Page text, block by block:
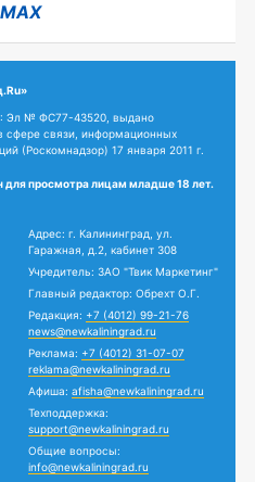
MAX
Эл № ФС77-43520, выдано
сфере связи, информационных
(Роскомнадзор) 17 января 2011 г.
для просмотра лицам младше 18 лет.
Адрес: г. Калининград, ул.
Гаражная, д.2, кабинет 308
Учредитель: ЗАО "Твик Маркетинг"
Главный редактор: Обрехт О.Г.
Редакция: +7 (4012) 99-21-76
news@newkaliningrad.ru
Реклама: +7 (4012) 31-07-07
reklama@newkaliningrad.ru
Афиша: afisha@newkaliningrad.ru
Техподдержка:
support@newkaliningrad.ru
Общие вопросы:
info@newkaliningrad.ru